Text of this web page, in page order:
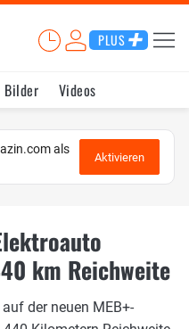
PLUS
Bilder Videos
als
Aktivieren
km Reichweite
der neuen MEB+-